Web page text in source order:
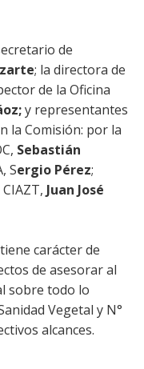
de
; la directora de
de la Oficina
y representantes
la Comisión: por la
Sebastián
Sergio Pérez;
Juan José
carácter de
de asesorar al
sobre todo lo
Vegetal y N°
alcances.